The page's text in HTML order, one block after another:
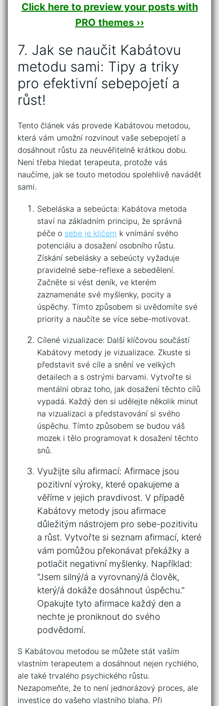
Click here to preview your posts with
PRO themes ››
7.⁣ Jak se ⁢naučit Kabátovu
metodu⁢ sami: Tipy a triky
⁤pro efektivní sebepojetí a⁢
růst!
Tento článek vás⁤ provede Kabátovou metodou,
‍která vám umožní⁣ rozvinout vaše⁣ sebepojetí a
⁣dosáhnout ⁢růstu za⁢ neuvěřitelně krátkou dobu.
Není třeba hledat terapeuta, ‍protože vás
naučíme, jak se ⁣touto​ metodou spolehlivě⁣ navádět
sami.
Sebeláska a sebeúcta: Kabátova metoda
staví na ⁢základním principu, ⁣že‍ správná
péče⁤ o‍ sebe ‍je klíčem k vnímání ⁣svého​
potenciálu a dosažení ⁣osobního růstu.
Získání ​sebelásky a sebeúcty vyžaduje
⁣pravidelné sebe-reflexe a sebedělení.
Začněte si vést⁢ deník, ve kterém
zaznamenáte své⁤ myšlenky, pocity a
úspěchy. Tímto způsobem si uvědomíte své
priority a naučíte se více ‍sebe-motivovat.
Cílené vizualizace: Další klíčovou součástí
Kabátovy metody je vizualizace. Zkuste si
‌představit své ‍cíle a ‍snění ve velkých
detailech a ⁣s⁢ ostrými‍ barvami.⁤ Vytvořte si
mentální​ obraz toho, jak ⁤dosažení těchto ⁤cílů
vypadá. Každý den si​ udělejte​ několik minut
na vizualizaci a​ představování⁢ si svého
úspěchu. Tímto způsobem⁣ se budou⁢ váš⁤
mozek i tělo programovat k dosažení těchto
snů.
Využijte⁢ sílu afirmací: Afirmace jsou
pozitivní výroky, ‍které opakujeme​ a
věříme v jejich pravdivost. V případě
Kabátovy metody jsou afirmace
důležitým‍ nástrojem pro sebe-pozitivitu⁤
a růst.‌ Vytvořte si seznam afirmací, ‍které
vám pomůžou ​překonávat překážky ‍a
potlačit negativní myšlenky. Například:⁤
"Jsem silný/á a vyrovnaný/á člověk,
který/á dokáže dosáhnout ‍úspěchu."
Opakujte tyto afirmace každý den a
nechte je⁣ proniknout⁢ do svého
podvědomí.
S ​Kabátovou metodou se ⁢můžete stát vaším
vlastním ⁤terapeutem a dosáhnout nejen ‍rychlého,
ale také‍ trvalého psychického​ růstu.
Nezapomeňte, že to ⁣není jednorázový‍ proces, ale
investice do vašeho vlastního blaha. Při